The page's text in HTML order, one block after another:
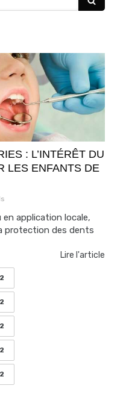
: L’INTÉRÊT DU
LES ENFANTS DE
en application locale,
protection des dents
Lire l'article